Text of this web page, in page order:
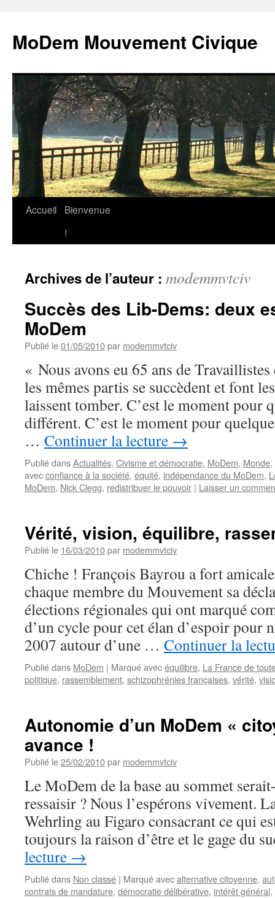
MoDem Mouvement Civique
Aller
Accueil
Bienvenue
!
Archives de l’auteur : modemmvtciv
Succès des Lib-Dems: deux
MoDem
Publié le01/05/2010par modemmvtciv
« Nous avons eu 65 ans de
les mêmes partis se succèdent et font
laissent tomber. C’est le moment pour
différent. C’est le moment pour
… Continuer la lecture →
Publié dansActualités, Civisme et démocratie, MoDem, Monde,
avecconfiance à la société, équité, indépendance du MoDem,
MoDem, Nick Clegg, redistribuer le pouvoir | Laisser un
Vérité, vision, équilibre,
Publié le 16/03/2010par modemmvtciv
Chiche ! François Bayrou a fort
chaque membre du Mouvement sa
élections régionales qui ont marqué
d’un cycle pour cet élan d’espoir pour
2007 autour d’une … Continuer la
Publié dans MoDem | Marqué avecéquilibre, La France de
politique, rassemblement, schizophrénies françaises, vérité,
Autonomie d’un MoDem «
avance !
Publié le25/02/2010par modemmvtciv
Le MoDem de la base au sommet
ressaisir ? Nous l’espérons vivement.
Wehrling au Figaro consacrant ce qui
toujours la raison d’être et le gage du
lecture →
Publié dans Non classé | Marqué avecalternative citoyenne,
contrats de mandature, démocratie délibérative, intérêt général,